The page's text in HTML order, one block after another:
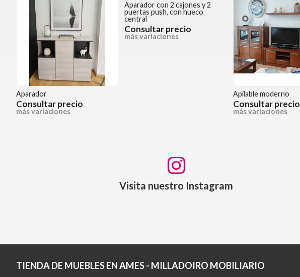
Aparador
Consultar precio
más variaciones
Aparador con 2 cajones y 2
puertas push, con hueco
central
Consultar precio
más variaciones
Apilable moderno
Consultar precio
más variaciones
Visita nuestro Instagram
TIENDA DE MUEBLES EN AMES - MILLADOIRO MOBILIARIO